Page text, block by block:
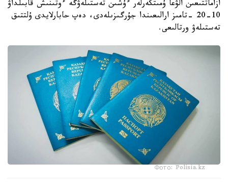
ازاماتتىعىن الۋعا ۇمىتكەرلەر ءۇشىن تەستىلەۋگە ءوتىنىش قابىلداۋ
10-20 -تامىز ارالىعىندا جۇرگىزىلەدى، دەپ حابارلايدى ۇلتتىق
تەستىلەۋ ورتالىعى.
Фото: Polisia.kz